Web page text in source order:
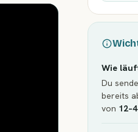
Wie
Du
bereits
von